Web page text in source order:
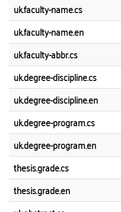
uk.faculty-name.cs
uk.faculty-name.en
uk.faculty-abbr.cs
uk.degree-discipline.cs
uk.degree-discipline.en
uk.degree-program.cs
uk.degree-program.en
thesis.grade.cs
thesis.grade.en